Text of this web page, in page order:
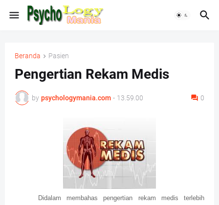
Beranda Pasien
Pengertian Rekam Medis
by psychologymania.com - 13.59.00 0
Didalam membahas pengertian rekam medis terlebih